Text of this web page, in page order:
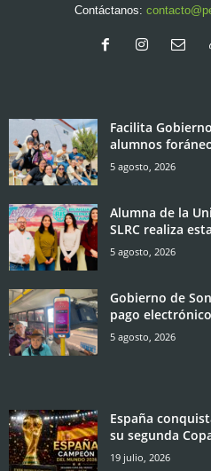
Contáctanos:
Facilita
alumnos
5 agosto, 2026
Alumna de la
SLRC realiza
5 agosto, 2026
Gobierno de
pago
5 agosto, 2026
España
su segunda
19 julio, 2026